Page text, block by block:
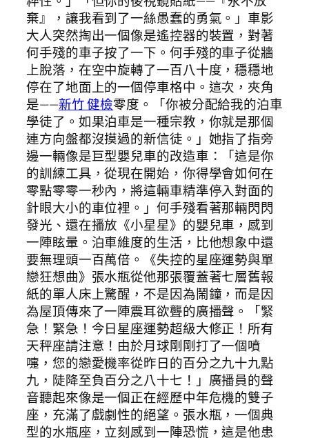
棄』，讓我看到了一絲愚蠢的勇氣。」車影
大人突然掏出一個像是遙控器的裝置，對著
何手殘的車子按了一下。何手殘的車子從牆
上脫落，在空中旋轉了一百八十度，穩穩地
停在了地面上的一個停車格中。這次，夾角
是——新竹 健檢零度。「你被分配給我的泊車
學徒了。如果泊車是一種宗教，你就是那個
連方向盤都沒摸過的新信徒。」她指了指旁
邊一輛像是巨型嬰兒車的改造車：「這是你
的訓練工具，從現在開始，你得學會如何在
零點零零一秒內，將這輛車精準停入對面的
針眼大小的車位裡。」何手殘看著那輛閃閃
發光、還在播放《小星星》的嬰兒車，感到
一陣眩暈。泊車維度的生活，比他想象中還
要無理頭一百萬倍。《失控的星座運勢與單
戀狂想曲》張水瓶從他那張覆蓋著七層舊報
紙的單人床上驚醒，不是因為鬧鐘，而是因
為屋頂傳來了一陣震耳欲聾的廣播聲。「緊
急！緊急！今日星座運勢超級大修正！所有
天秤座請注意！由於月球剛剛打了一個噴
嚏，您的戀愛機率從昨日的百分之九十九點
九，陡降至負百分之八十七！」廣播員的聲
音聽起來像是一個正在經歷中年危機的雙子
座，充滿了戲劇性的絕望。張水瓶，一個典
型的水瓶座，立刻感到一陣恐慌，這是他患